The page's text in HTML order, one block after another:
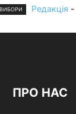
ВИБОРИ Редакція -
ПРО НАС